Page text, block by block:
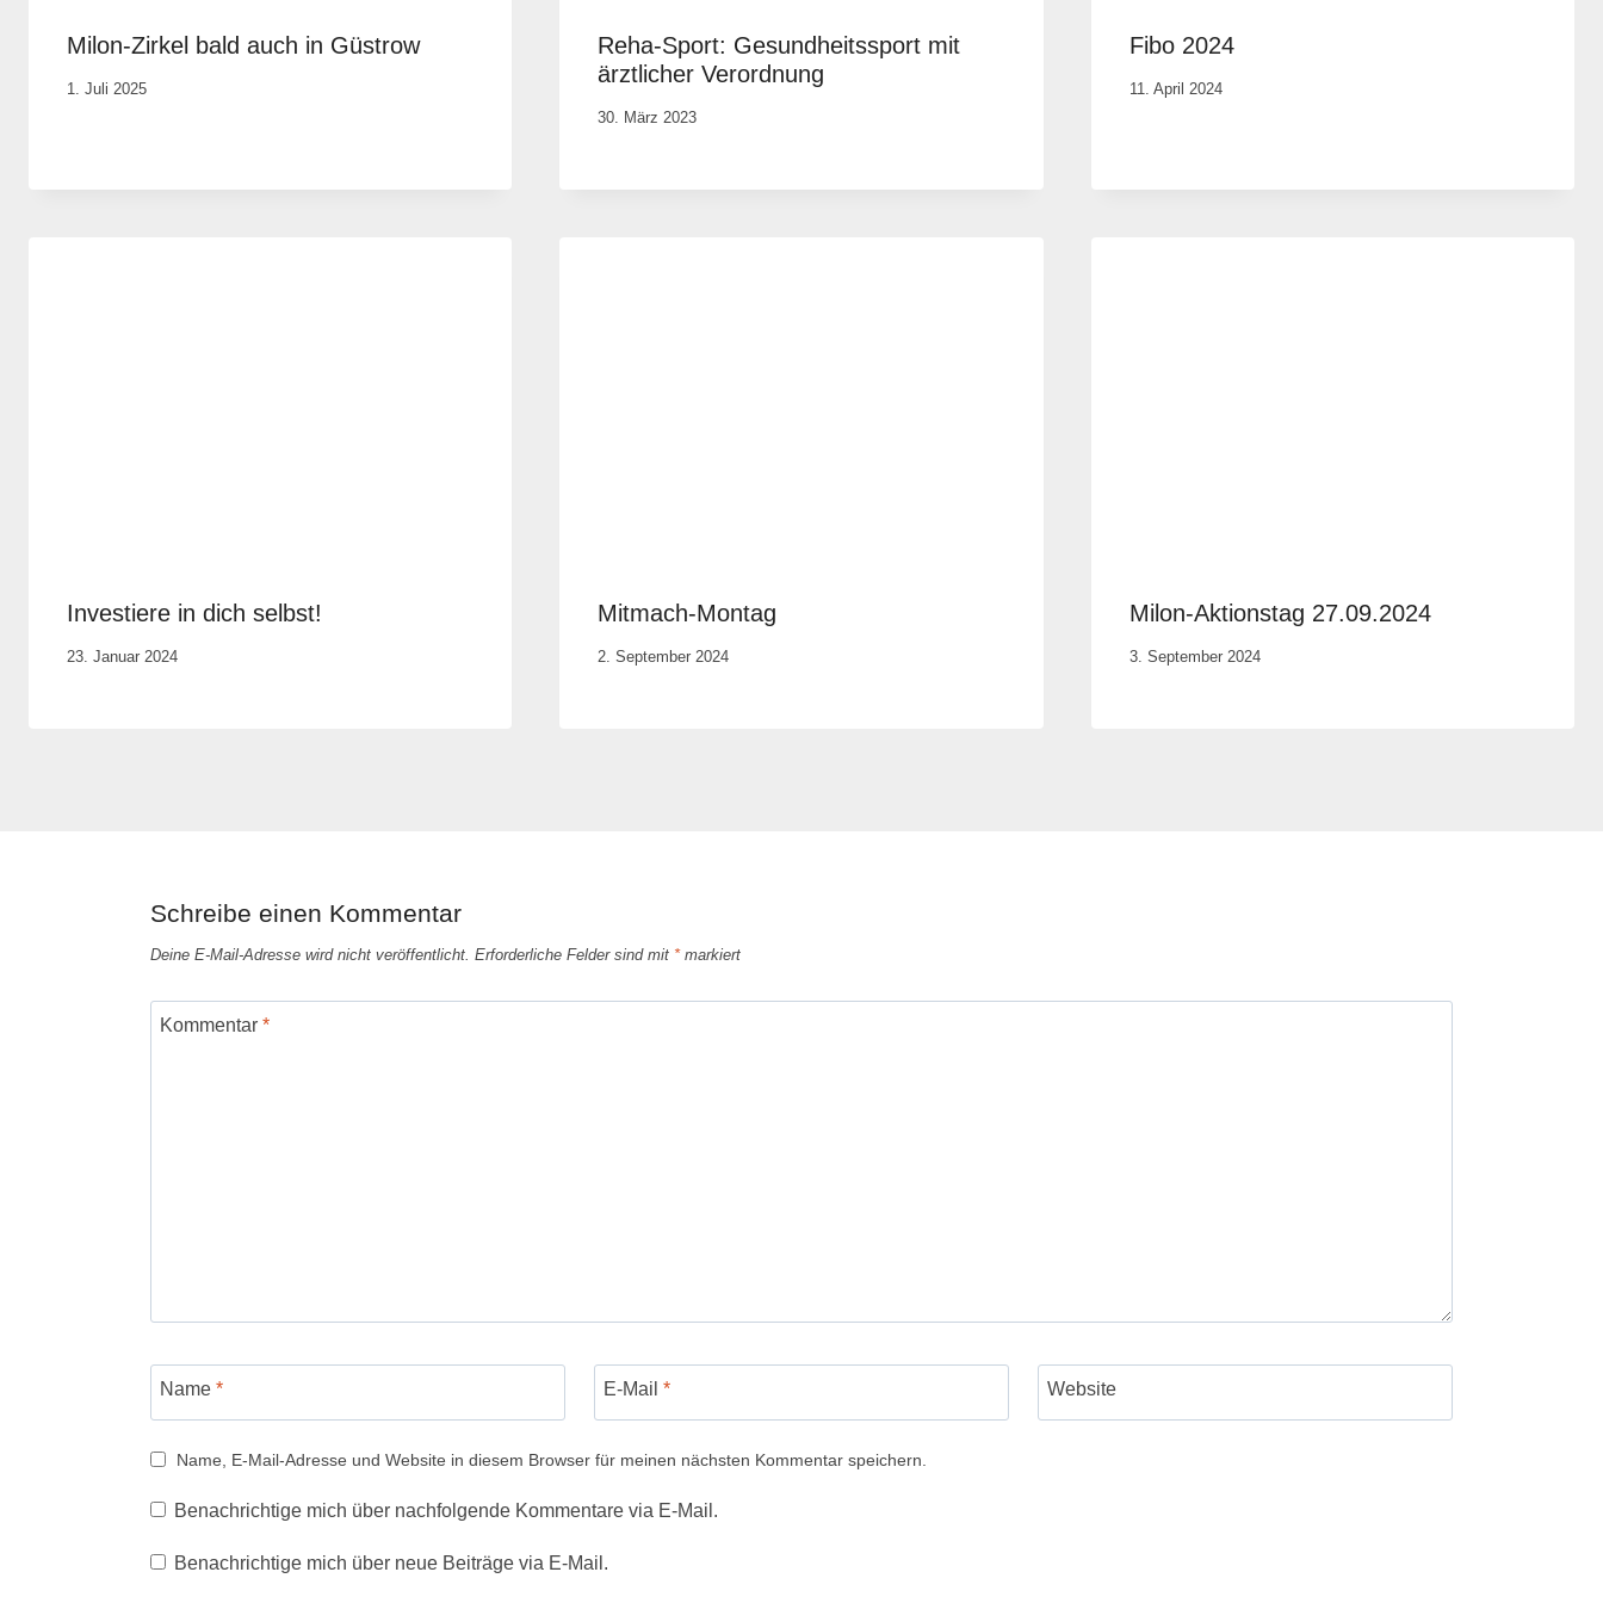
Milon-Zirkel bald auch in Güstrow
Von
1. Juli 2025
Reha-Sport: Gesundheitssport mit
ärztlicher Verordnung
Von
30. März 2023
Fibo 2024
Von
11. April 2024
Investiere in dich selbst!
Von
23. Januar 2024
Mitmach-Montag
Von
2. September 2024
Milon-Aktionstag 27.09.2024
Von
3. September 2024
Schreibe einen Kommentar
Deine E-Mail-Adresse wird nicht veröffentlicht. Erforderliche Felder sind mit *markiert
Kommentar *
Name * E-Mail * Website
Name, E-Mail-Adresse und Website in diesem Browser für meinen nächsten Kommentar speichern.
Benachrichtige mich über nachfolgende Kommentare via E-Mail.
Benachrichtige mich über neue Beiträge via E-Mail.